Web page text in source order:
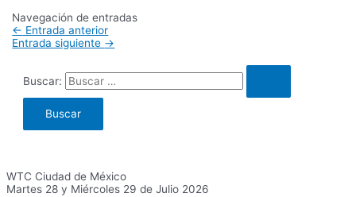
Navegación de entradas
← Entrada anterior
Entrada siguiente →
Buscar:
WTC Ciudad de México
Martes 28 y Miércoles 29 de Julio 2026